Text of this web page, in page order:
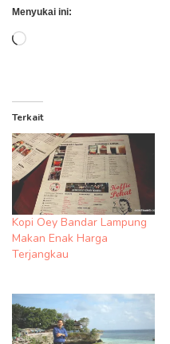
Menyukai ini:
Memuat...
Terkait
Kopi Oey Bandar Lampung
Makan Enak Harga
Terjangkau